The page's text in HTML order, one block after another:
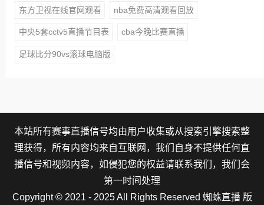
东方卫视在线官网观看 nba免费高清观看回放
中央5套cctv5直播节目表 cba今晚比赛直播
足球比分90vs滚球电脑版
本站所有赛事直播信号均由用户收集或从搜索引擎搜索整
理获得，所有内容均来自互联网，我们自身不提供任何直
播信号和视频内容，如侵犯您的权益请联系我们，我们会
第一时间处理
Copyright © 2021 - 2025 All Rights Reserved 蜘蛛直播 版